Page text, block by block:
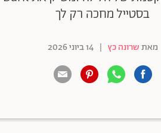
בסטייל מחכה רק לך
מאתשרונה כץ | 14 ביוני 2026